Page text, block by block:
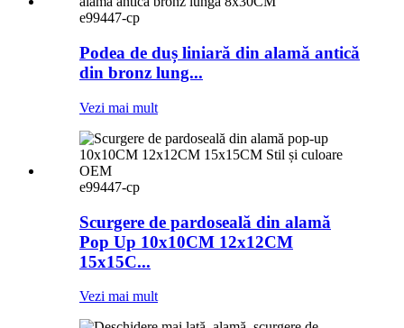
e99447-cp
Podea de duș liniară din alamă antică
din bronz lung...
Vezi mai mult
e99447-cp
Scurgere de pardoseală din alamă
Pop Up 10x10CM 12x12CM
15x15C...
Vezi mai mult